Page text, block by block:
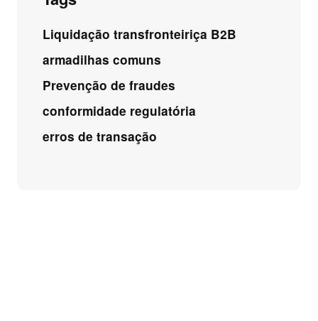
Liquidação transfronteiriça B2B
armadilhas comuns
Prevenção de fraudes
conformidade regulatória
erros de transação